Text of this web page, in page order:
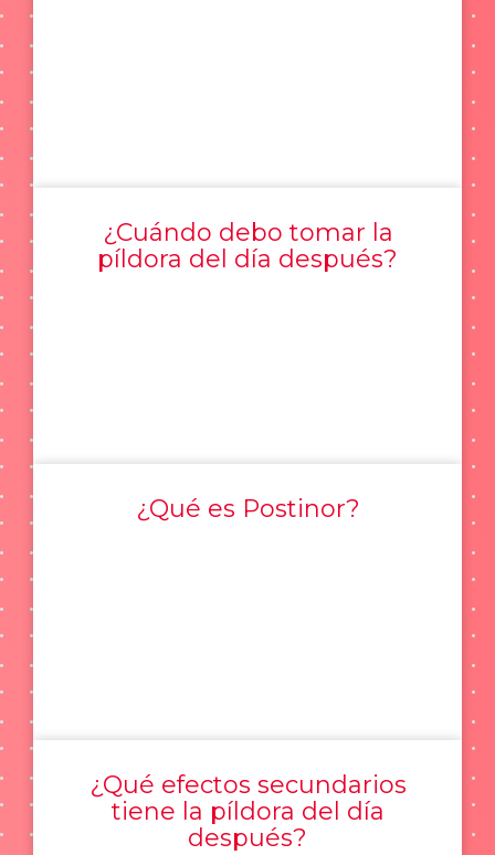
¿Cuándo debo tomar la
píldora del día después?
¿Qué es Postinor?
¿Qué efectos secundarios
tiene la píldora del día
después?